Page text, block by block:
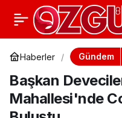
Haberler Gündem
Başkan
Mahallesi'nde
Üniversiteli gençlere
aylık 2 bin TL destek